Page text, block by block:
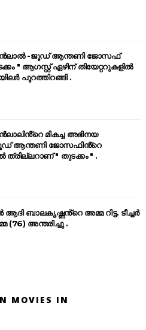
-ജൂഡ് ആന്തണി ജോസഫ്
" ആഗസ്റ്റ് ഏഴിന് തിയേറ്ററുകളിൽ
പുറത്തിറങ്ങി .
മികച്ച അഭിനയ
ആന്തണി ജോസഫിൻ്റെ
ത്രില്ലറാണ് " തുടക്കം " .
ബാലകൃഷ്ണൻ്റെ അമ്മ റിട്ട. ടീച്ചർ
(76) അന്തരിച്ചു .
MOVIES IN